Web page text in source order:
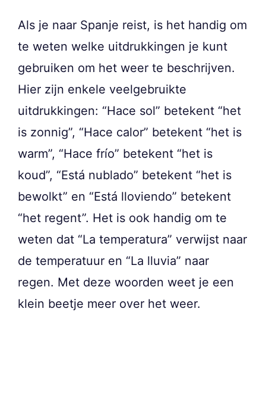
Als je naar Spanje reist, is het handig om
te weten welke uitdrukkingen je kunt
gebruiken om het weer te beschrijven.
Hier zijn enkele veelgebruikte
uitdrukkingen: “Hace sol” betekent “het
is zonnig”, “Hace calor” betekent “het is
warm”, “Hace frío” betekent “het is
koud”, “Está nublado” betekent “het is
bewolkt” en “Está lloviendo” betekent
“het regent”. Het is ook handig om te
weten dat “La temperatura” verwijst naar
de temperatuur en “La lluvia” naar
regen. Met deze woorden weet je een
klein beetje meer over het weer.